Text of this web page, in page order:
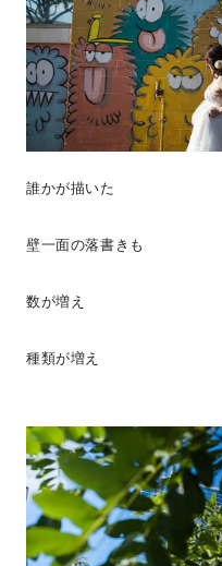
誰かが描いた
壁一面の落書きも
数が増え
種類が増え